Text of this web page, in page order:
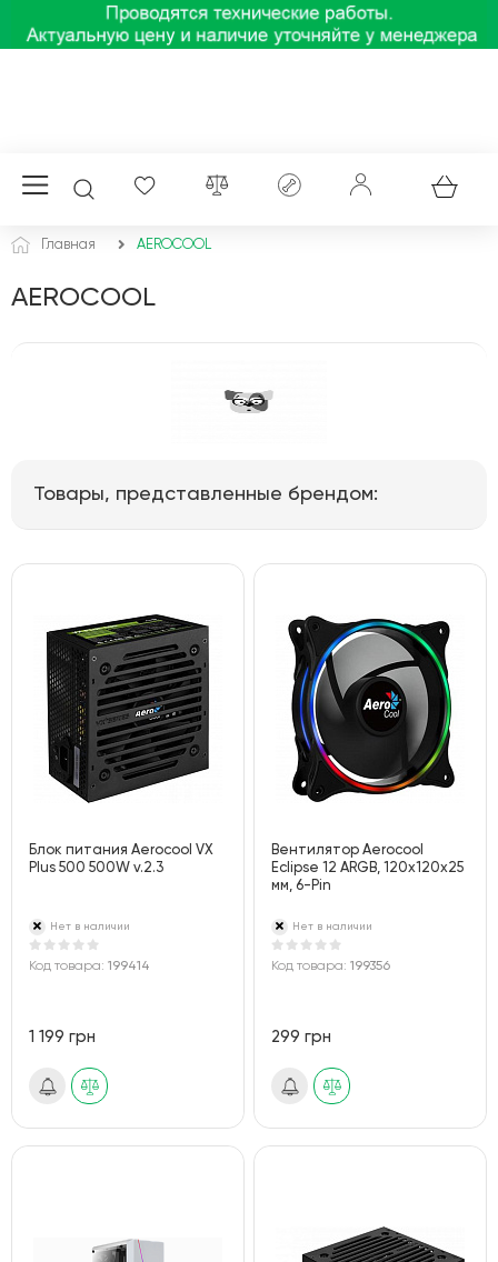
Главная AEROCOOL
AEROCOOL
Товары, представленные брендом:
Блок питания Aerocool VX
Plus 500 500W v.2.3
Нет в наличии
Код товара: 199414
1 199 грн
Вентилятор Aerocool
Eclipse 12 ARGB, 120х120х25
мм, 6-Pin
Нет в наличии
Код товара:199356
299 грн